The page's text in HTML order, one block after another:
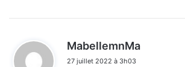
MabellemnMa
27 juillet 2022 à 3h03